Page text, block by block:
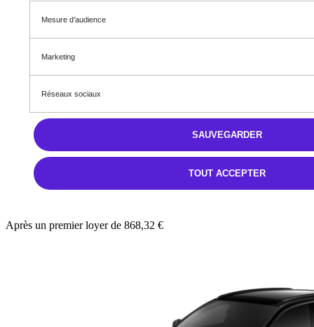
DS 7 BlueHDi 130 Automatique JULES VERNE
Diesel
Automatique
D (146 g/km)
STELLANTIS &YOU TOULOUSE ÉTATS-UNIS
55 700 €
Après un premier loyer de 868,32 €
Mesure d’audience
Marketing
Réseaux sociaux
TOUT ACCEPTER
SAUVEGARDER